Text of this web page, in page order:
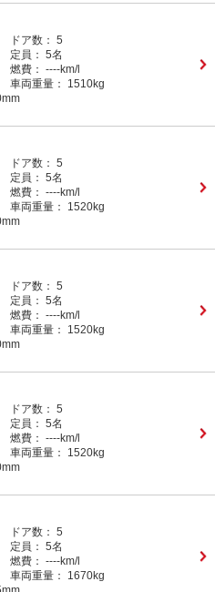
ドア数： 5
定員： 5名
燃費： ----km/l
車両重量：
1510kg
ドア数： 5
定員： 5名
燃費： ----km/l
車両重量：
1520kg
ドア数： 5
定員： 5名
燃費： ----km/l
車両重量：
1520kg
ドア数： 5
定員： 5名
燃費： ----km/l
車両重量：
1520kg
ドア数： 5
定員： 5名
燃費： ----km/l
車両重量：
1670kg